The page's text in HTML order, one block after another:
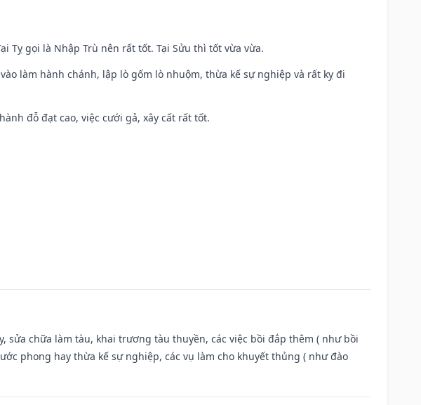
Tỵ gọi là Nhập Trù nên rất tốt. Tại Sửu thì tốt vừa vừa.
làm hành chánh, lập lò gốm lò nhuộm, thừa kế sự nghiệp và rất kỵ đi
đỗ đạt cao, việc cưới gả, xây cất rất tốt.
sửa chữa làm tàu, khai trương tàu thuyền, các việc bồi đắp thêm ( như bồi
phong hay thừa kế sự nghiệp, các vụ làm cho khuyết thủng ( như đào